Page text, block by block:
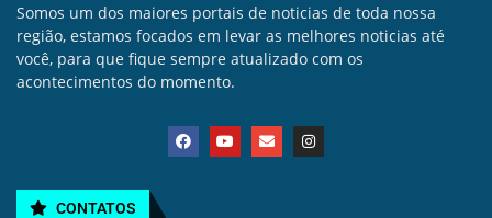
Somos um dos maiores portais de noticias de toda nossa
região, estamos focados em levar as melhores noticias até
você, para que fique sempre atualizado com os
acontecimentos do momento.
CONTATOS